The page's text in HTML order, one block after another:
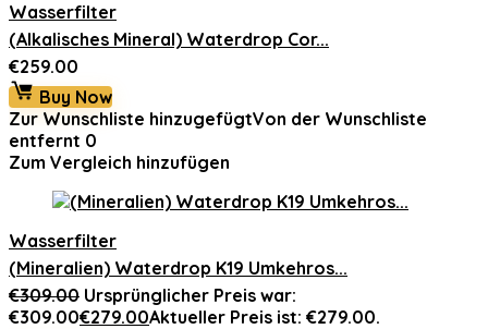
Wasserfilter
(Alkalisches Mineral) Waterdrop Cor...
€259.00
Buy Now
Zur Wunschliste hinzugefügtVon der Wunschliste
entfernt 0
Zum Vergleich hinzufügen
Wasserfilter
(Mineralien) Waterdrop K19 Umkehros...
€309.00 Ursprünglicher Preis war:
€309.00€279.00Aktueller Preis ist: €279.00.